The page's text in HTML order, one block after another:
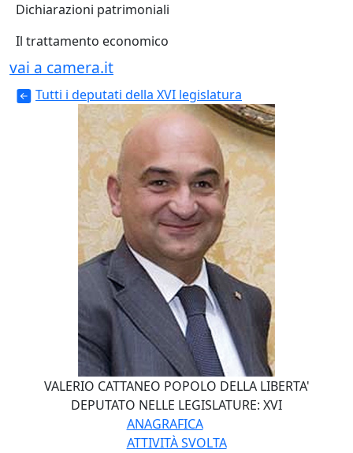
Dichiarazioni patrimoniali
Il trattamento economico
vai a camera.it
Tutti i deputati della XVI legislatura
VALERIO CATTANEO POPOLO DELLA LIBERTA'
DEPUTATO NELLE LEGISLATURE: XVI
ANAGRAFICA
ATTIVITÀ SVOLTA